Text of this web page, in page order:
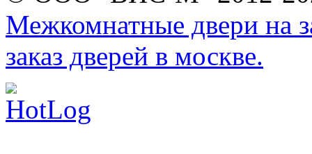
Межкомнатные двери на
заказ дверей в москве.